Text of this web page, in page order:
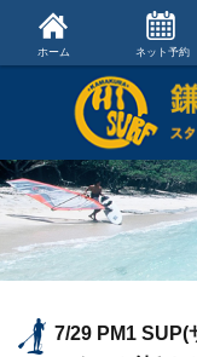
ホーム ネット予約
7/29 PM1 SUP(